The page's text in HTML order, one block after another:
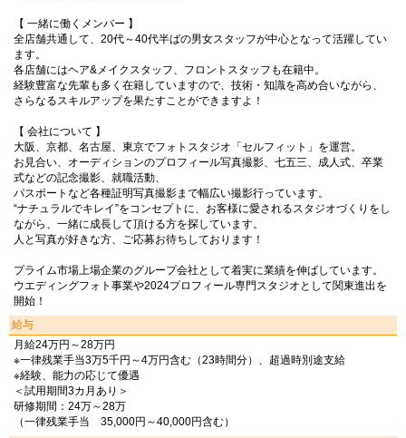
【 一緒に働くメンバー 】
全店舗共通して、20代～40代半ばの男女スタッフが中心となって活躍してい
ます。
各店舗にはヘア&メイクスタッフ、フロントスタッフも在籍中。
経験豊富な先輩も多く在籍していますので、技術・知識を高め合いながら、
さらなるスキルアップを果たすことができますよ！
【 会社について 】
大阪、京都、名古屋、東京でフォトスタジオ「セルフィット」を運営。
お見合い、オーディションのプロフィール写真撮影、七五三、成人式、卒業
式などの記念撮影、就職活動、
パスポートなど各種証明写真撮影まで幅広い撮影行っています。
“ナチュラルでキレイ”をコンセプトに、お客様に愛されるスタジオづくりをし
ながら、一緒に成長して頂ける方を探しています。
人と写真が好きな方、ご応募お待ちしております！
プライム市場上場企業のグループ会社として着実に業績を伸ばしています。
ウエディングフォト事業や2024プロフィール専門スタジオとして関東進出を
開始！
給与
月給24万円～28万円
※一律残業手当3万5千円～4万円含む（23時間分）、超過時別途支給
※経験、能力の応じて優遇
＜試用期間3カ月あり＞
研修期間：24万～28万
（一律残業手当 35,000円～40,000円含む）